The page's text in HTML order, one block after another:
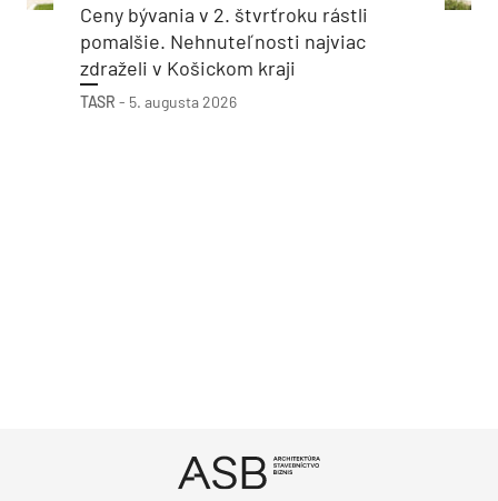
Ceny bývania v 2. štvrťroku rástli
pomalšie. Nehnuteľnosti najviac
zdraželi v Košickom kraji
TASR - 5. augusta 2026